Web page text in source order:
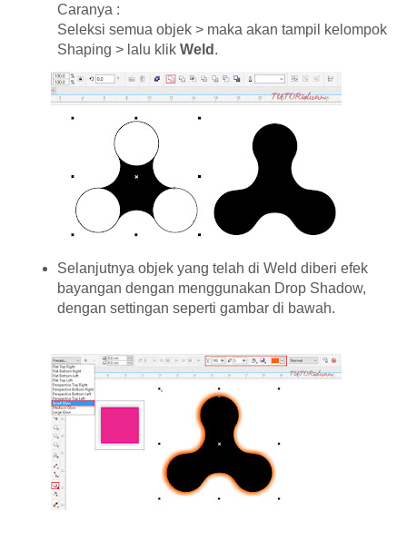
Caranya :
Seleksi semua objek > maka akan tampil kelompok
Shaping > lalu klik Weld .
Selanjutnya objek yang telah di Weld diberi efek
bayangan dengan menggunakan Drop Shadow,
dengan settingan seperti gambar di bawah.